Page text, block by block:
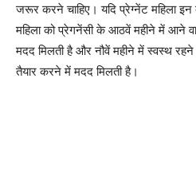
जरूर करने चाहिए। यदि प्रेग्नेंट महिला इन
महिला को प्रेगनेंसी के आठवें महीने में आने
मदद मिलती है और नौवें महीने में स्वस्थ
तैयार करने में मदद मिलती है।